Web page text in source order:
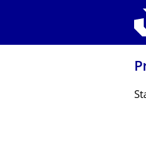
Zur Hauptnavigation springen